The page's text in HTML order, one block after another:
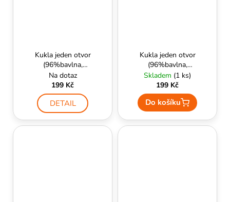
Kukla jeden otvor
(96%bavlna,
4%lycra) Coyote -
HELIKON
Na dotaz
199 Kč
DETAIL
Kukla jeden otvor
(96%bavlna,
4%lycra) OLIVA -
HELIKON
Skladem (1 ks)
199 Kč
Do košíku